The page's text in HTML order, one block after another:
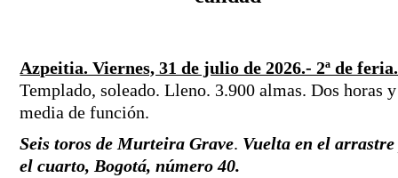
Azpeitia. Viernes, 31 de julio de 2026.- 2ª de feria.
Templado, soleado. Lleno. 3.900 almas. Dos horas y
media de función.
Seis toros de Murteira Grave. Vuelta en el
el cuarto, Bogotá, número 40.